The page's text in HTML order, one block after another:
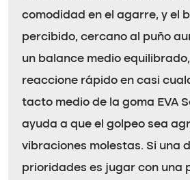
comodidad en el agarre, y el
percibido, cercano al puño
un balance medio
reaccione rápido en casi
tacto medio de la goma EVA
ayuda a que el golpeo sea
vibraciones molestas. Si una
prioridades es jugar con una